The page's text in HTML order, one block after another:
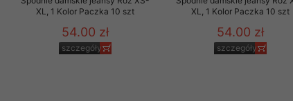
XL, 1 Kolor Paczka 10 szt
54.00 zł
szczegóły
XL, 1 Kolor Paczka 10 szt
54.00 zł
szczegóły